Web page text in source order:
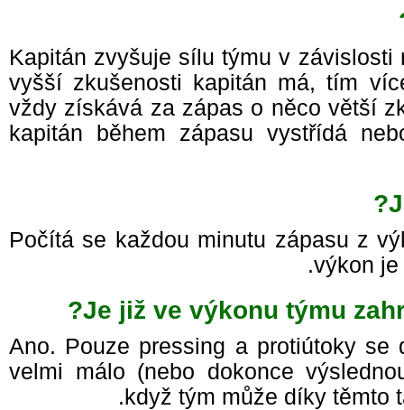
Kapitán zvyšuje sílu týmu v
vyšší zkušenosti kapitán má, tím
vždy získává za zápas o něco větší
kapitán během zápasu vystřídá
Počítá se každou minutu zápasu z
výkon
Je již ve výkonu týmu
Ano. Pouze pressing a protiútoky
velmi málo (nebo dokonce
když tým může díky